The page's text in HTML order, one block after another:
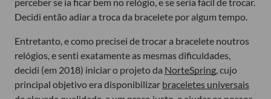
Decidi então adiar a troca da bracelete por algum tempo.
Entretanto, e como precisei de trocar a bracelete noutros
relógios, e senti exatamente as mesmas dificuldades,
decidi (em 2018) iniciar o projeto da NorteSpring , cujo
principal objetivo era disponibilizar braceletes universais